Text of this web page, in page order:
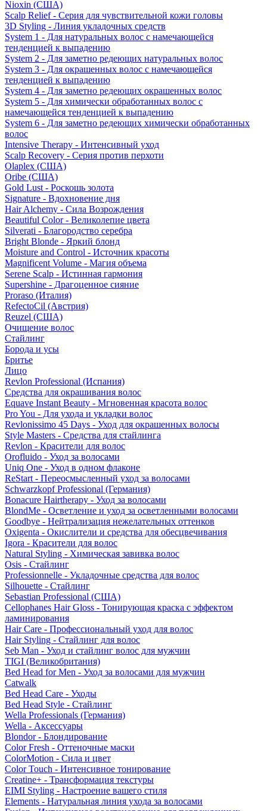
Nioxin (США)
Scalp Relief - Серия для чувствительной кожи головы
3D Styling - Линия укладочных средств
System 1 - Для натуральных волос с намечающейся
тенденцией к выпадению
System 2 - Для заметно редеющих натуральных волос
System 3 - Для окрашенных волос с намечающейся
тенденцией к выпадению
System 4 - Для заметно редеющих окрашенных волос
System 5 - Для химически обработанных волос с
намечающейся тенденцией к выпадению
System 6 - Для заметно редеющих химически обработанных
волос
Intensive Therapy - Интенсивный уход
Scalp Recovery - Серия против перхоти
Olaplex (США)
Oribe (США)
Gold Lust - Роскошь золота
Signature - Вдохновение дня
Hair Alchemy - Сила Возрождения
Beautiful Color - Великолепие цвета
Silverati - Благородство серебра
Bright Blonde - Яркий блонд
Moisture and Control - Источник красоты
Magnificent Volume - Магия объема
Serene Scalp - Истинная гармония
Supershine - Драгоценное сияние
Proraso (Италия)
RefectoCil (Австрия)
Reuzel (США)
Очищение волос
Стайлинг
Борода и усы
Бритье
Лицо
Revlon Professional (Испания)
Средства для окрашивания волос
Equave Instant Beauty - Мгновенная красота волос
Pro You - Для ухода и укладки волос
Revlonissimo 45 Days - Уход для окрашенных волосы
Style Masters - Средства для стайлинга
Revlon - Красители для волос
Orofluido - Уход за волосами
Uniq One - Уход в одном флаконе
ReStart - Переосмысленный уход за волосами
Schwarzkopf Professional (Германия)
Bonacure Hairtherapy - Уход за волосами
BlondMe - Осветление и уход за осветленными волосами
Goodbye - Нейтрализация нежелательных оттенков
Oxigenta - Окислители и средства для обесцвечивания
Igora - Красители для волос
Natural Styling - Химическая завивка волос
Osis - Стайлинг
Professionnelle - Укладочные средства для волос
Silhouette - Стайлинг
Sebastian Professional (США)
Cellophanes Hair Gloss - Тонирующая краска с эффектом
ламинирования
Hair Care - Профессиональный уход для волос
Hair Styling - Стайлинг для волос
Seb Man - Уход и стайлинг волос для мужчин
TIGI (Великобритания)
Bed Head for Men - Уход за волосами для мужчин
Catwalk
Bed Head Care - Уходы
Bed Head Style - Стайлинг
Wella Professionals (Германия)
Wella - Аксессуары
Blondor - Блондирование
Color Fresh - Оттеночные маски
ColorMotion - Сила и цвет
Color Touch - Интенсивное тонирование
Creatine+ - Трансформация текстуры
EIMI Styling - Настроение вашего стиля
Elements - Натуральная линия ухода за волосами